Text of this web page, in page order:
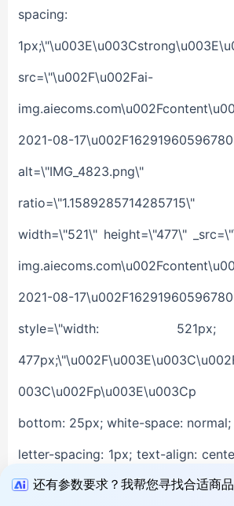
还有参数要求？我帮您寻找合适商品